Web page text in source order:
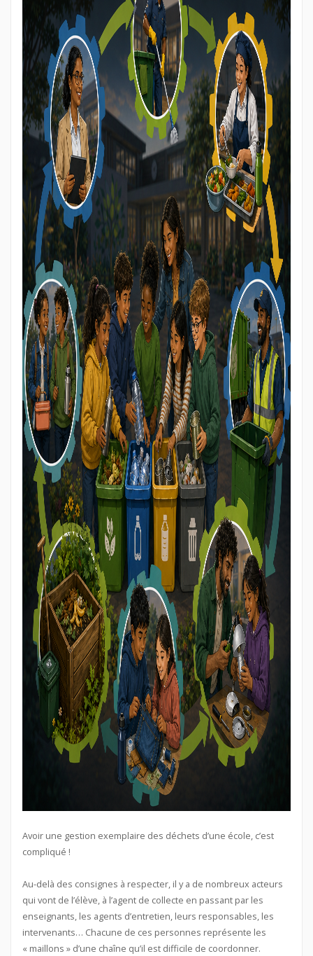
Avoir une gestion exemplaire des déchets d’une école, c’est
compliqué !
Au-delà des consignes à respecter, il y a de nombreux acteurs
qui vont de l’élève, à l’agent de collecte en passant par les
enseignants, les agents d’entretien, leurs responsables, les
intervenants… Chacune de ces personnes représente les
« maillons » d’une chaîne qu’il est difficile de coordonner.